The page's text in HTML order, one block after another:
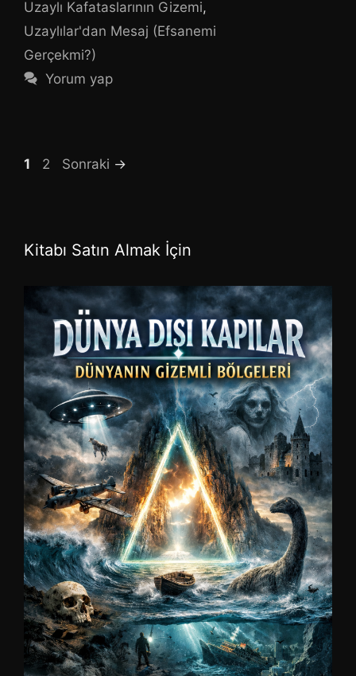
Uzaylı Kafataslarının Gizemi,
Uzaylılar'dan Mesaj (Efsanemi
Gerçekmi?)
Yorum yap
Sayfa
1 Sayfa
2 Sonraki →
Kitabı Satın Almak İçin